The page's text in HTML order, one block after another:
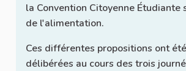
la Convention Citoyenne Étudiante
de l'alimentation.
Ces différentes propositions ont
délibérées au cours des trois